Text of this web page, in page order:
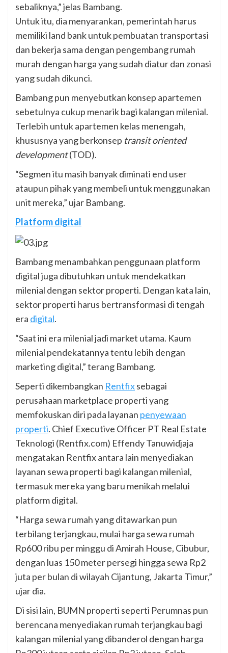
sebaliknya,” jelas Bambang.
Untuk itu, dia menyarankan, pemerintah harus
memiliki land bank untuk pembuatan transportasi
dan bekerja sama dengan pengembang rumah
murah dengan harga yang sudah diatur dan zonasi
yang sudah dikunci.
Bambang pun menyebutkan konsep apartemen
sebetulnya cukup menarik bagi kalangan milenial.
Terlebih untuk apartemen kelas menengah,
khususnya yang berkonsep transit oriented
development(TOD).
“Segmen itu masih banyak diminati end user
ataupun pihak yang membeli untuk menggunakan
unit mereka,” ujar Bambang.
Platform digital
Bambang menambahkan penggunaan platform
digital juga dibutuhkan untuk mendekatkan
milenial dengan sektor properti. Dengan kata lain,
sektor properti harus bertransformasi di tengah
era digital.
“Saat ini era milenial jadi market utama. Kaum
milenial pendekatannya tentu lebih dengan
marketing digital,” terang Bambang.
Seperti dikembangkan Rentfixsebagai
perusahaan marketplace properti yang
memfokuskan diri pada layanan penyewaan
properti. Chief Executive Officer PT Real Estate
Teknologi (Rentfix.com) Effendy Tanuwidjaja
mengatakan Rentfix antara lain menyediakan
layanan sewa properti bagi kalangan milenial,
termasuk mereka yang baru menikah melalui
platform digital.
“Harga sewa rumah yang ditawarkan pun
terbilang terjangkau, mulai harga sewa rumah
Rp600 ribu per minggu di Amirah House, Cibubur,
dengan luas 150 meter persegi hingga sewa Rp2
juta per bulan di wilayah Cijantung, Jakarta Timur,”
ujar dia.
Di sisi lain, BUMN properti seperti Perumnas pun
berencana menyediakan rumah terjangkau bagi
kalangan milenial yang dibanderol dengan harga